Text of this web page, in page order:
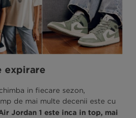
expirare
in fiecare sezon,
de mai multe decenii este cu
Jordan 1 este inca in top, mai